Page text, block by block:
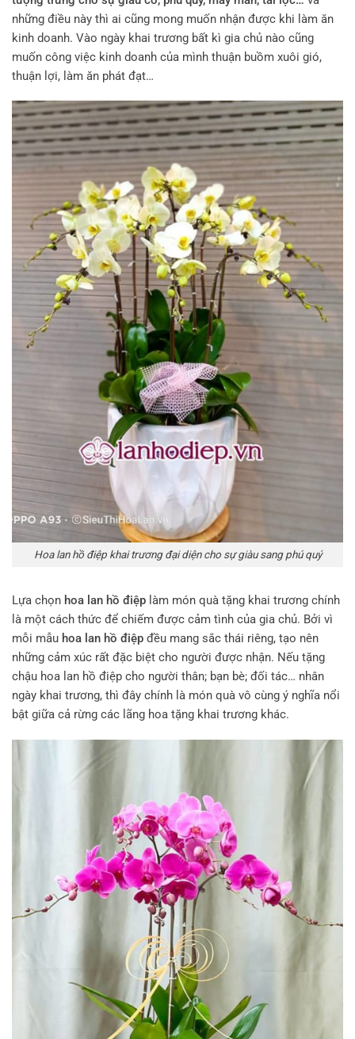
những điều này thì ai cũng mong muốn nhận được khi làm ăn
kinh doanh. Vào ngày khai trương bất kì gia chủ nào cũng
muốn công việc kinh doanh của mình thuận buồm xuôi gió,
thuận lợi, làm ăn phát đạt…
Hoa lan hồ điệp khai trương đại diện cho sự giàu sang phú quý
Lựa chọn hoa lan hồ điệp làm món quà tặng khai trương chính
là một cách thức để chiếm được cảm tình của gia chủ. Bởi vì
mỗi mẫu hoa lan hồ điệp đều mang sắc thái riêng, tạo nên
những cảm xúc rất đặc biệt cho người được nhận. Nếu tặng
chậu hoa lan hồ điệp cho người thân; bạn bè; đối tác… nhân
ngày khai trương, thì đây chính là món quà vô cùng ý nghĩa nổi
bật giữa cả rừng các lãng hoa tặng khai trương khác.